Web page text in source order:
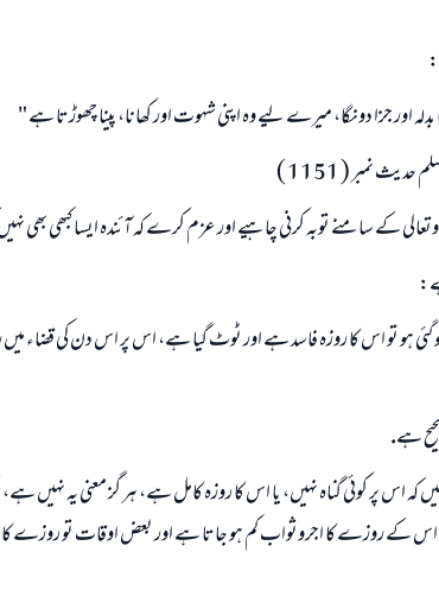
جزا دونگا، ميرے ليے وہ اپنى شہوت اور كھانا، پينا چھوڑتا ہے "
وتعالى كے سامنے توبہ كرنى چاہيے اور عزم كرے كہ آئندہ ايسا كبھى بھى
گئى ہو تو اس كا روزہ فاسد ہے اور ٹوٹ گيا ہے، اس پر اس دن كى قضاء ميں
ہے.
اس پر كوئى گناہ نہيں، يا اس كا روزہ كامل ہے، ہر گز معنى يہ نہيں ہے،
اس كے روزے كا اجروثواب كم ہو جاتا ہے اور بعض اوقات تو روزے